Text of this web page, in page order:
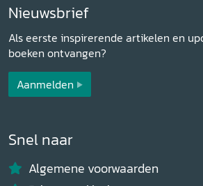
Nieuwsbrief
Als eerste inspirerende artikelen en
boeken ontvangen?
Aanmelden
Snel naar
Algemene voorwaarden